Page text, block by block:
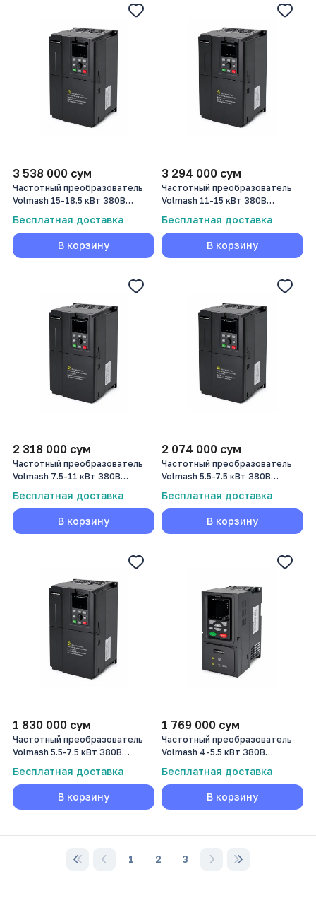
3 538 000сум
Частотный преобразователь
Volmash 15-18.5 кВт 380В
Бесплатная доставка
В корзину
3 294 000 сум
Частотный преобразователь
Volmash 11-15 кВт 380В
Бесплатная доставка
В корзину
2 318 000сум
Частотный преобразователь
Volmash 7.5-11 кВт 380В
Бесплатная доставка
В корзину
2 074 000 сум
Частотный преобразователь
Volmash 5.5-7.5 кВт 380В
Бесплатная доставка
В корзину
1 830 000сум
Частотный преобразователь
Volmash 5.5-7.5 кВт 380В
Бесплатная доставка
В корзину
1 769 000 сум
Частотный преобразователь
Volmash 4-5.5 кВт 380В
Бесплатная доставка
В корзину
1 2 3